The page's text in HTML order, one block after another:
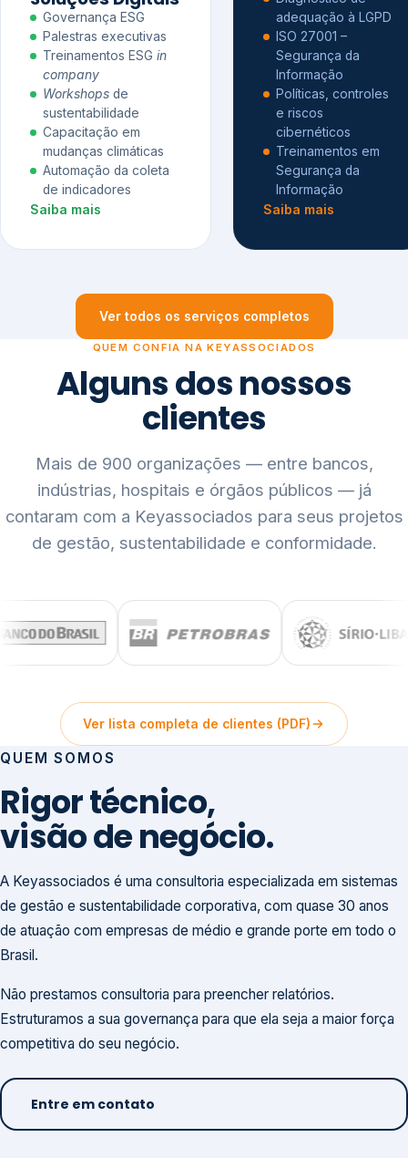
Governança ESG
Palestras executivas
Treinamentos ESG in
company
Workshops de
sustentabilidade
Capacitação em
mudanças climáticas
Automação da coleta
de indicadores
Saiba mais
adequação à LGPD
ISO 27001 –
Segurança da
Informação
Políticas, controles
e riscos
cibernéticos
Treinamentos em
Segurança da
Informação
Saiba mais
Ver todos os serviços completos
QUEM CONFIA NA KEYASSOCIADOS
Alguns dos nossos
clientes
Mais de 900 organizações — entre bancos,
indústrias, hospitais e órgãos públicos — já
contaram com a Keyassociados para seus projetos
de gestão, sustentabilidade e conformidade.
Ver lista completa de clientes (PDF)
QUEM SOMOS
Rigor técnico,
visão de negócio.
A Keyassociados é uma consultoria especializada em sistemas
de gestão e sustentabilidade corporativa, com quase 30 anos
de atuação com empresas de médio e grande porte em todo o
Brasil.
Não prestamos consultoria para preencher relatórios.
Estruturamos a sua governança para que ela seja a maior força
competitiva do seu negócio.
Entre em contato